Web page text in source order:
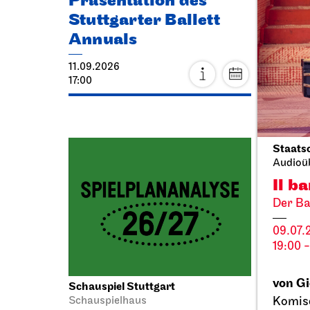
Il
Der
19:00
von
Stuttgarter Ballett
Annuals
11.09.2026
17:00
11:00 -
Schauspiel Stuttgart
Schauspielhaus
Fr,
JOiN